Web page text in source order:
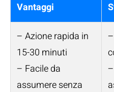
Vantaggi
– Azione rapida in
15-30 minuti
– Facile da
assumere senza